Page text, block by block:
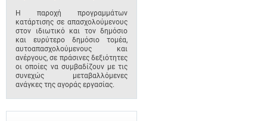
Η παροχή προγραμμάτων
κατάρτισης σε απασχολούμενους
στον ιδιωτικό και τον δημόσιο
και ευρύτερο δημόσιο τομέα,
αυτοαπασχολούμενους και
ανέργους, σε πράσινες δεξιότητες
οι οποίες να συμβαδίζουν με τις
συνεχώς μεταβαλλόμενες
ανάγκες της αγοράς εργασίας.